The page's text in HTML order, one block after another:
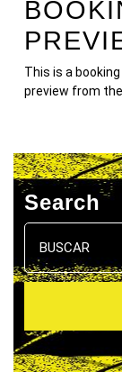
This is a
preview from the
Search
Buscar: